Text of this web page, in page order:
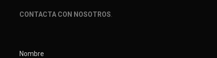
CONTACTA CON NOSOTROS
Nombre